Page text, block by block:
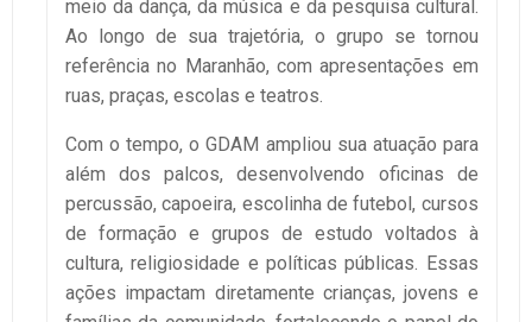
meio da dança, da música e da pesquisa cultural.
Ao longo de sua trajetória, o grupo se tornou
referência no Maranhão, com apresentações em
ruas, praças, escolas e teatros.
Com o tempo, o GDAM ampliou sua atuação para
além dos palcos, desenvolvendo oficinas de
percussão, capoeira, escolinha de futebol, cursos
de formação e grupos de estudo voltados à
cultura, religiosidade e políticas públicas. Essas
ações impactam diretamente crianças, jovens e